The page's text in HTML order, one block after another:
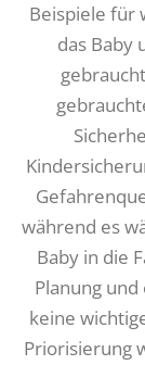
Beispiele für
das Baby
während es
Baby in die
Planung
keine
Priorisierung